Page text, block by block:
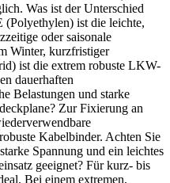
Was ist der Unterschied
(Polyethylen) ist die leichte,
oder saisonale
Winter, kurzfristiger
ist die extrem robuste LKW-
dauerhaften
Belastungen und starke
Zur Fixierung an
Kabelbinder. Achten Sie
Spannung und ein leichtes
geeignet? Für kurz- bis
Bei einem extremen,